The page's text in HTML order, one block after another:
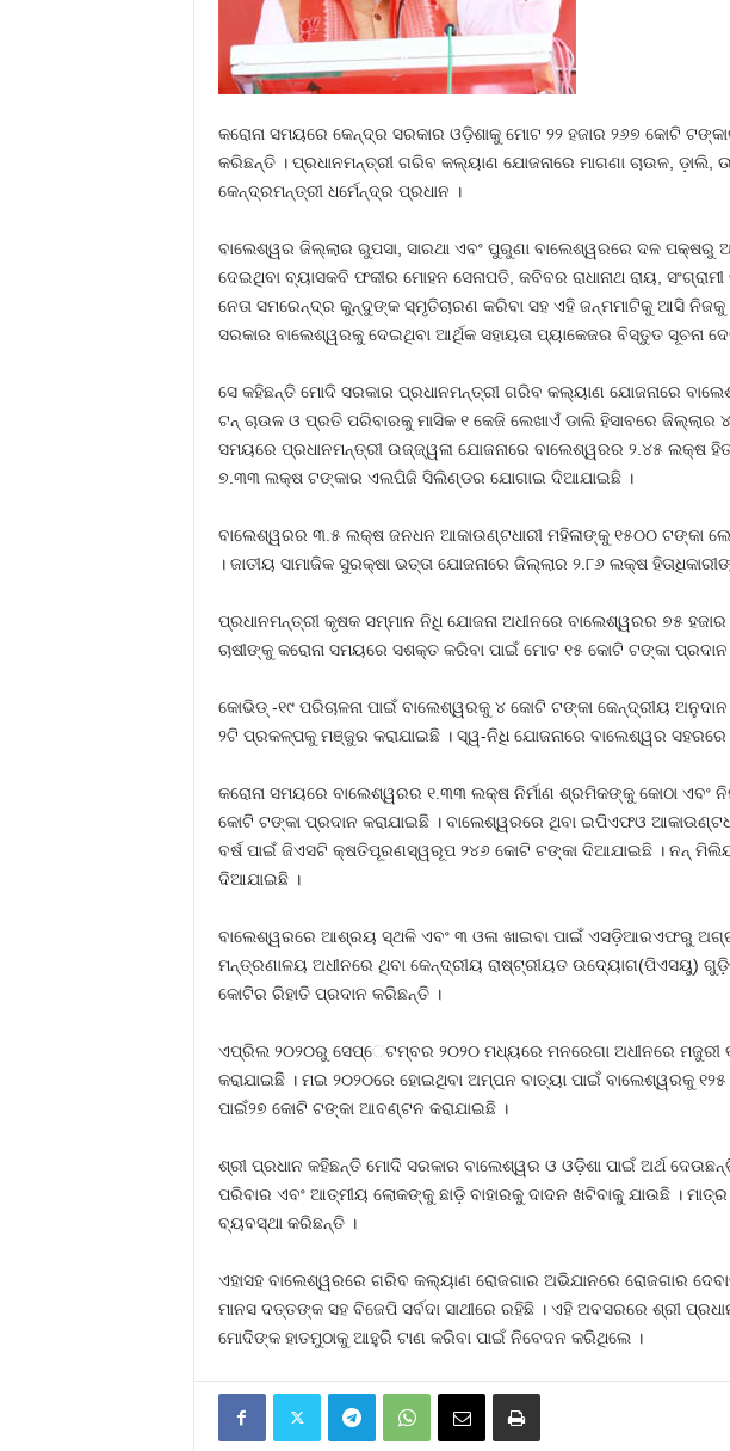
କରୋନା ସମୟରେ କେନ୍ଦ୍ର ସରକାର ଓଡ଼ିଶାକୁ ମୋଟ ୨୨ ହଜାର ୨୬୭ କୋଟି
କରିଛନ୍ତି । ପ୍ରଧାନମନ୍ତ୍ରୀ ଗରିବ କଲ୍ୟାଣ ଯୋଜନାରେ ମାଗଣା ଚାଉଳ,
କେନ୍ଦ୍ରମନ୍ତ୍ରୀ ଧର୍ମେନ୍ଦ୍ର ପ୍ରଧାନ ।
ବାଲେଶ୍ୱର ଜିଲ୍ଲାର ରୁପସା, ସାରଥା ଏବଂ ପୁରୁଣା ବାଲେଶ୍ୱରରେ ଦଳ ପକ୍ଷରୁ
ଦେଇଥିବା ବ୍ୟାସକବି ଫକୀର ମୋହନ ସେନାପତି, କବିବର ରାଧାନାଥ ରାୟ,
ନେତା ସମରେନ୍ଦ୍ର କୁନ୍ଦୁଙ୍କ ସ୍ମୃତିଚାରଣ କରିବା ସହ ଏହି ଜନ୍ମମାଟିକୁ ଆସି
ସରକାର ବାଲେଶ୍ୱରକୁ ଦେଇଥିବା ଆର୍ଥିକ ସହାୟତା ପ୍ୟାକେଜର ବିସ୍ତୁତ ସୂଚନା
ସେ କହିଛନ୍ତି ମୋଦି ସରକାର ପ୍ରଧାନମନ୍ତ୍ରୀ ଗରିବ କଲ୍ୟାଣ ଯୋଜନାରେ
ଟନ୍ ଚାଉଳ ଓ ପ୍ରତି ପରିବାରକୁ ମାସିକ ୧ କେଜି ଲେଖାଏଁ ଡାଲି ହିସାବରେ ଜିଲ୍ଲାର
ସମୟରେ ପ୍ରଧାନମନ୍ତ୍ରୀ ଉଜ୍ଜ୍ୱଳା ଯୋଜନାରେ ବାଲେଶ୍ୱରର ୨.୪୫ ଲକ୍ଷ
୭.୩୩ ଲକ୍ଷ ଟଙ୍କାର ଏଲପିଜି ସିଲିଣ୍ଡର ଯୋଗାଇ ଦିଆଯାଇଛି ।
ବାଲେଶ୍ୱରର ୩.୫ ଲକ୍ଷ ଜନଧନ ଆକାଉଣ୍ଟଧାରୀ ମହିଳାଙ୍କୁ ୧୫୦୦ ଟଙ୍କା
। ଜାତୀୟ ସାମାଜିକ ସୁରକ୍ଷା ଭତ୍ତା ଯୋଜନାରେ ଜିଲ୍ଲାର ୨.୮୬ ଲକ୍ଷ
ପ୍ରଧାନମନ୍ତ୍ରୀ କୃଷକ ସମ୍ମାନ ନିଧି ଯୋଜନା ଅଧୀନରେ ବାଲେଶ୍ୱରର ୭୫ ହଜାର
ଚାଷୀଙ୍କୁ କରୋନା ସମୟରେ ସଶକ୍ତ କରିବା ପାଇଁ ମୋଟ ୧୫ କୋଟି ଟଙ୍କା ପ୍ରଦାନ
କୋଭିଡ୍ -୧୯ ପରିଚାଳନା ପାଇଁ ବାଲେଶ୍ୱରକୁ ୪ କୋଟି ଟଙ୍କା କେନ୍ଦ୍ରୀୟ
୨ଟି ପ୍ରକଳ୍ପକୁ ମଞ୍ଜୁର କରାଯାଇଛି । ସ୍ୱ-ନିଧି ଯୋଜନାରେ ବାଲେଶ୍ୱର ସହରରେ
କରୋନା ସମୟରେ ବାଲେଶ୍ୱରର ୧.୩୩ ଲକ୍ଷ ନିର୍ମାଣ ଶ୍ରମିକଙ୍କୁ କୋଠା ଏବଂ
କୋଟି ଟଙ୍କା ପ୍ରଦାନ କରାଯାଇଛି । ବାଲେଶ୍ୱରରେ ଥିବା ଇପିଏଫଓ
ବର୍ଷ ପାଇଁ ଜିଏସଟି କ୍ଷତିପୂରଣସ୍ୱରୂପ ୨୪୬ କୋଟି ଟଙ୍କା ଦିଆଯାଇଛି । ନନ୍
ଦିଆଯାଇଛି ।
ବାଲେଶ୍ୱରରେ ଆଶ୍ରୟ ସ୍ଥଳି ଏବଂ ୩ ଓଳା ଖାଇବା ପାଇଁ ଏସଡ଼ିଆରଏଫରୁ
ମନ୍ତ୍ରଣାଳୟ ଅଧୀନରେ ଥିବା କେନ୍ଦ୍ରୀୟ ରାଷ୍ଟ୍ରୀୟତ ଉଦ୍ୟୋଗ(ପିଏସୟୁ)
କୋଟିର ରିହାତି ପ୍ରଦାନ କରିଛନ୍ତି ।
ଏପ୍ରିଲ ୨୦୨୦ରୁ ସେପ୍େଟମ୍ବର ୨୦୨୦ ମଧ୍ୟରେ ମନରେଗା ଅଧୀନରେ ମଜୁରୀ
କରାଯାଇଛି । ମଇ ୨୦୨୦ରେ ହୋଇଥିବା ଅମ୍ପନ ବାତ୍ୟା ପାଇଁ ବାଲେଶ୍ୱରକୁ
ପାଇଁ୨୭ କୋଟି ଟଙ୍କା ଆବଣ୍ଟନ କରାଯାଇଛି ।
ଶ୍ରୀ ପ୍ରଧାନ କହିଛନ୍ତି ମୋଦି ସରକାର ବାଲେଶ୍ୱର ଓ ଓଡ଼ିଶା ପାଇଁ ଅର୍ଥ
ପରିବାର ଏବଂ ଆତ୍ମୀୟ ଲୋକଙ୍କୁ ଛାଡ଼ି ବାହାରକୁ ଦାଦନ ଖଟିବାକୁ ଯାଉଛି ।
ବ୍ୟବସ୍ଥା କରିଛନ୍ତି ।
ଏହାସହ ବାଲେଶ୍ୱରରେ ଗରିବ କଲ୍ୟାଣ ରୋଜଗାର ଅଭିଯାନରେ ରୋଜଗାର
ମାନସ ଦତ୍ତଙ୍କ ସହ ବିଜେପି ସର୍ବଦା ସାଥୀରେ ରହିଛି । ଏହି ଅବସରରେ ଶ୍ରୀ
ମୋଦିଙ୍କ ହାତମୁଠାକୁ ଆହୁରି ଟାଣ କରିବା ପାଇଁ ନିବେଦନ କରିଥିଲେ ।